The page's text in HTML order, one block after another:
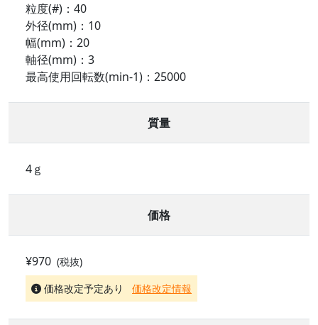
粒度(#)：40
外径(mm)：10
幅(mm)：20
軸径(mm)：3
最高使用回転数(min-1)：25000
質量
4ｇ
価格
¥970 (税抜)
価格改定予定あり
価格改定情報